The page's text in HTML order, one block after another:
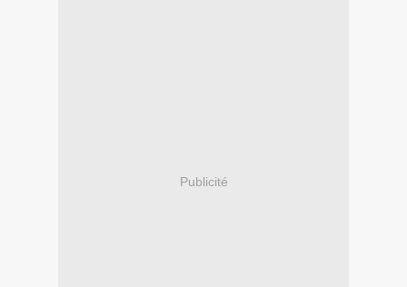
Publicité